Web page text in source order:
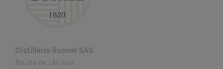
Distillerie Busnel SAS
Route de Lisieux